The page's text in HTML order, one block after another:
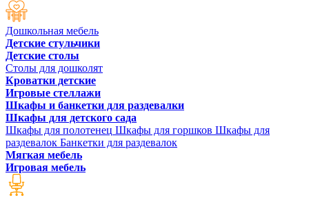
Дошкольная мебель
Детские стульчики
Детские столы
Столы для дошколят
Кроватки детские
Игровые стеллажи
Шкафы и банкетки для раздевалки
Шкафы для детского сада
Шкафы для полотенец Шкафы для горшков Шкафы для
раздевалок Банкетки для раздевалок
Мягкая мебель
Игровая мебель